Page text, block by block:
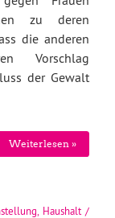
zu deren
die anderen
Vorschlag
der Gewalt
Weiterlesen »
Haushalt /